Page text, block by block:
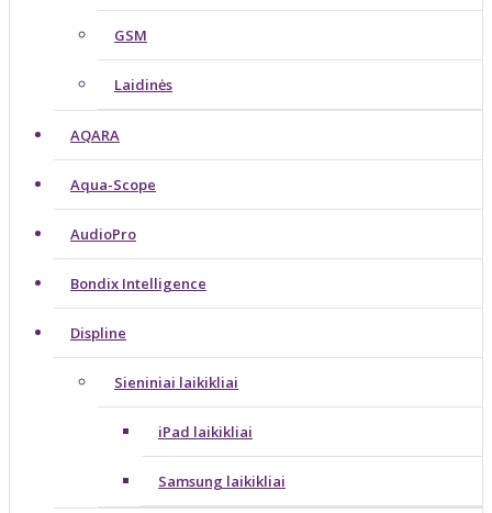
GSM
Laidinės
AQARA
Aqua-Scope
AudioPro
Bondix Intelligence
Displine
Sieniniai laikikliai
iPad laikikliai
Samsung laikikliai